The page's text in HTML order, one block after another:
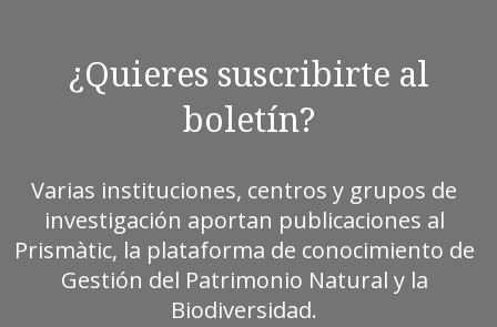
¿Quieres suscribirte al
boletín?
Varias instituciones, centros y grupos de
investigación aportan publicaciones al
Prismàtic, la plataforma de conocimiento de
Gestión del Patrimonio Natural y la
Biodiversidad.